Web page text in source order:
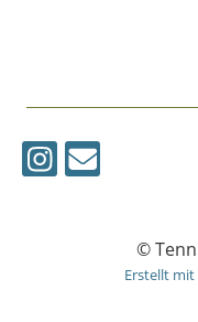
©
Erstellt mit